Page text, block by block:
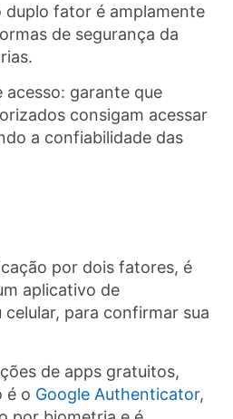
duplo fator é amplamente
de segurança da
garante que
consigam acessar
a confiabilidade das
por dois fatores, é
aplicativo de
para confirmar sua
de apps gratuitos,
é o Google Authenticator,